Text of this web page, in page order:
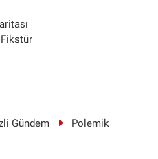
Gündem
Polemik